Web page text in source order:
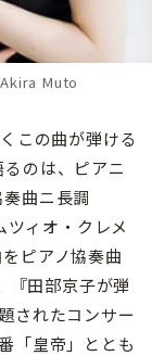
Muto
この曲が弾ける
のは、ピアニ
曲ニ長調
ィオ・クレメ
ピアノ協奏曲
『田部京子が弾
されたコンサー
「皇帝」ととも